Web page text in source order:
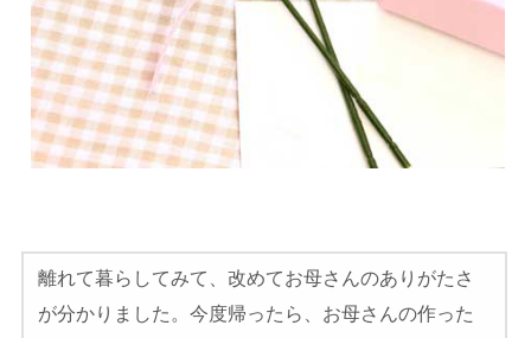
離れて暮らしてみて、改めてお母さんのありがたさ
が分かりました。今度帰ったら、お母さんの作った